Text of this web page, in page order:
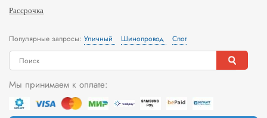
Рассрочка
Популярные запросы:Уличный Шинопровод Спот
Мы принимаем к оплате: